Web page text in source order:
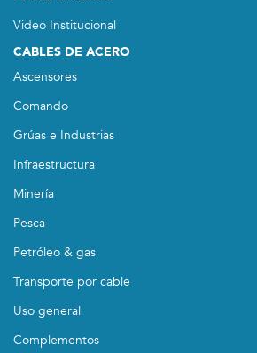
Video Institucional
CABLES DE ACERO
Ascensores
Comando
Grúas e Industrias
Infraestructura
Minería
Pesca
Petróleo & gas
Transporte por cable
Uso general
Complementos